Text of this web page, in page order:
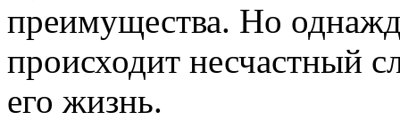
преимущества. Но
происходит несчастный
его жизнь.